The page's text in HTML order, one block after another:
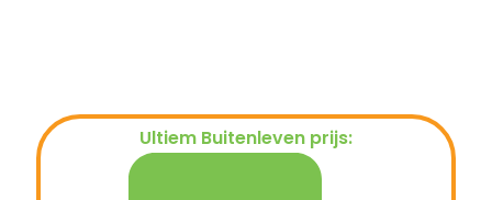
Ultiem Buitenleven prijs: